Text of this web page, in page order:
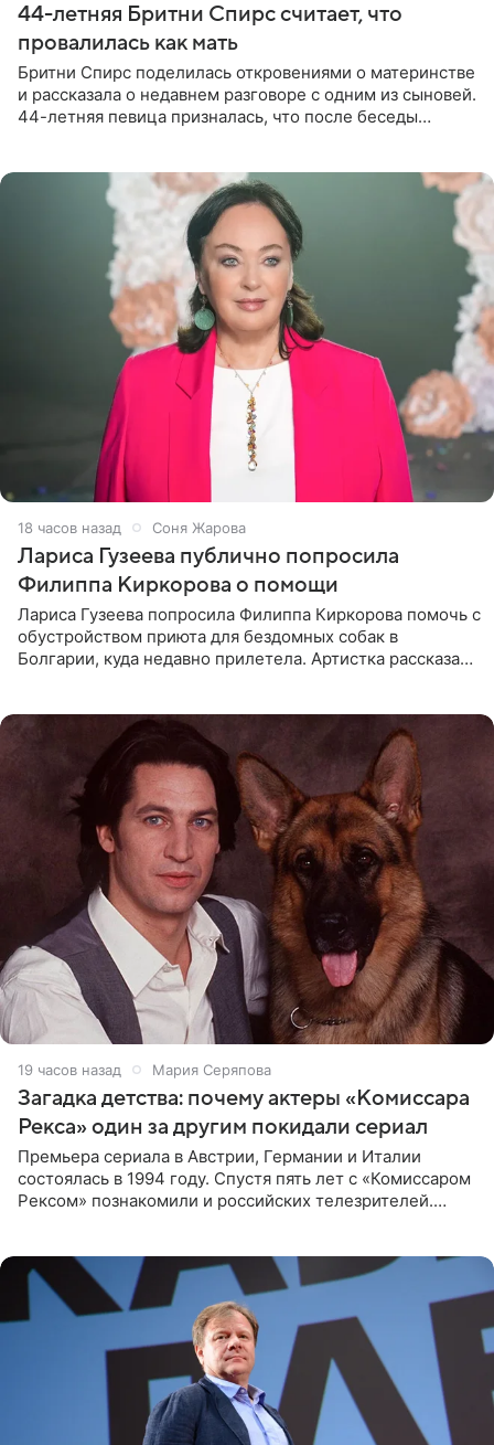
44-летняя Бритни Спирс считает, что
провалилась как мать
Бритни Спирс поделилась откровениями о материнстве
и рассказала о недавнем разговоре с одним из сыновей.
44-летняя певица призналась, что после беседы
18 часов назад Соня Жарова
Лариса Гузеева публично попросила
Филиппа Киркорова о помощи
Лариса Гузеева попросила Филиппа Киркорова помочь с
обустройством приюта для бездомных собак в
Болгарии, куда недавно прилетела. Артистка рассказала
19 часов назад Мария Серяпова
Загадка детства: почему актеры «Комиссара
Рекса» один за другим покидали сериал
Премьера сериала в Австрии, Германии и Италии
состоялась в 1994 году. Спустя пять лет с «Комиссаром
Рексом» познакомили и российских телезрителей.